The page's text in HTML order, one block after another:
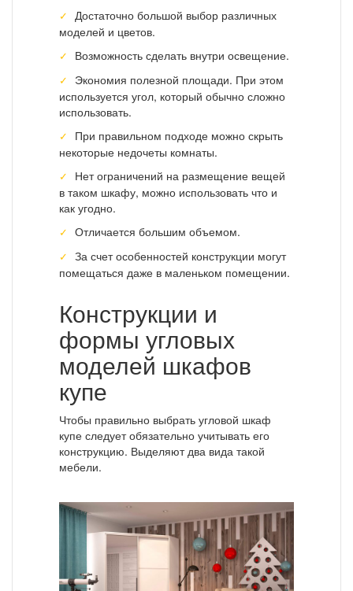
Достаточно большой выбор различных
моделей и цветов.
Возможность сделать внутри освещение.
Экономия полезной площади. При этом
используется угол, который обычно сложно
использовать.
При правильном подходе можно скрыть
некоторые недочеты комнаты.
Нет ограничений на размещение вещей
в таком шкафу, можно использовать что и
как угодно.
Отличается большим объемом.
За счет особенностей конструкции могут
помещаться даже в маленьком помещении.
Конструкции и
формы угловых
моделей шкафов
купе
Чтобы правильно выбрать угловой шкаф
купе следует обязательно учитывать его
конструкцию. Выделяют два вида такой
мебели.